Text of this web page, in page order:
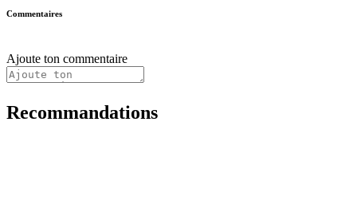
Commentaires
Ajoute ton commentaire
Recommandations